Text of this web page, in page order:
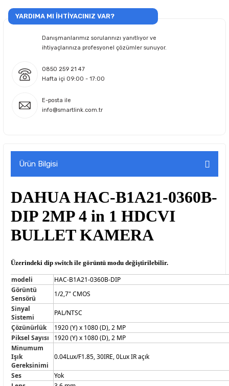
YARDIMA MI İHTİYACINIZ VAR?
Danışmanlarımız sorularınızı yanıtlıyor ve
ihtiyaçlarınıza profesyonel çözümler sunuyor.
0850 259 21 47
Hafta içi 09:00 - 17:00
E-posta ile
info@smartlink.com.tr
Ürün Bilgisi
DAHUA HAC-B1A21-0360B-
DIP 2MP 4 in 1 HDCVI
BULLET KAMERA
Üzerindeki dip switch ile görüntü modu değiştirilebilir.
modeli
HAC-B1A21-0360B-DIP
Görüntü
Sensörü
1/2,7" CMOS
Sinyal
Sistemi
PAL/NTSC
Çözünürlük
1920 (Y) x 1080 (D), 2 MP
Piksel Sayısı
1920 (Y) x 1080 (D), 2 MP
Minumum
Işık
Gereksinimi
0.04Lux/F1.85, 30IRE, 0Lux IR açık
Ses
Yok